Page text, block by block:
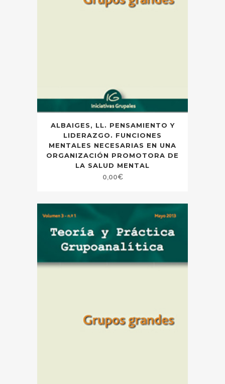
ALBAIGES, LL. PENSAMIENTO Y
LIDERAZGO. FUNCIONES
MENTALES NECESARIAS EN UNA
ORGANIZACIÓN PROMOTORA DE
LA SALUD MENTAL
0,00€